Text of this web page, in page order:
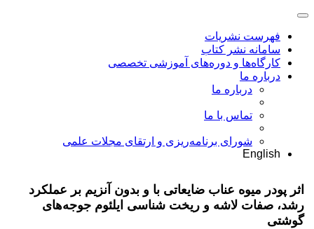
فهرست نشریات
سامانه نشر کتاب
کارگاه‌ها و دوره‌های آموزشی تخصصی
درباره ما
درباره ما
تماس با ما
شورای برنامه‌ریزی و ارتقای مجلات علمی
English
اثر پودر میوه عناب ضایعاتی با و بدون آنزیم بر عملکرد
رشد، صفات لاشه و ریخت شناسی ایلئوم جوجه‌های
گوشتی